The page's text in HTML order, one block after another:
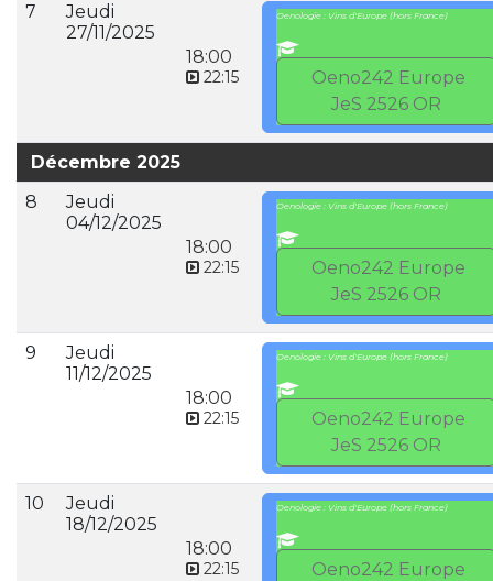
7
Jeudi
27/11/2025
18:00
22:15
Oenologie : Vins d'Europe (hors France)
Oeno242 Europe
JeS 2526 OR
Décembre 2025
8
Jeudi
04/12/2025
18:00
22:15
Oenologie : Vins d'Europe (hors France)
Oeno242 Europe
JeS 2526 OR
9
Jeudi
11/12/2025
18:00
22:15
Oenologie : Vins d'Europe (hors France)
Oeno242 Europe
JeS 2526 OR
10
Jeudi
18/12/2025
18:00
22:15
Oenologie : Vins d'Europe (hors France)
Oeno242 Europe